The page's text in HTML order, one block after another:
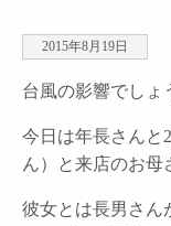
2015年8月19日
台風の影響でし
今日は年長さんと
ん）と来店のお母
彼女とは長男さん